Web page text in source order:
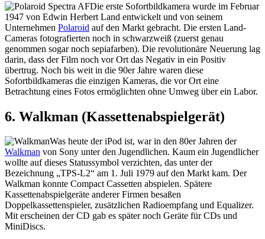
Die erste Sofortbildkamera wurde im Februar
1947 von Edwin Herbert Land entwickelt und von seinem
Unternehmen Polaroid auf den Markt gebracht. Die ersten Land-
Cameras fotografierten noch in schwarzweiß (zuerst genau
genommen sogar noch sepiafarben). Die revolutionäre Neuerung lag
darin, dass der Film noch vor Ort das Negativ in ein Positiv
übertrug. Noch bis weit in die 90er Jahre waren diese
Sofortbildkameras die einzigen Kameras, die vor Ort eine
Betrachtung eines Fotos ermöglichten ohne Umweg über ein Labor.
6. Walkman (Kassettenabspielgerät)
Was heute der iPod ist, war in den 80er Jahren der
Walkman von Sony unter den Jugendlichen. Kaum ein Jugendlicher
wollte auf dieses Statussymbol verzichten, das unter der
Bezeichnung „TPS-L2“ am 1. Juli 1979 auf den Markt kam. Der
Walkman konnte Compact Cassetten abspielen. Spätere
Kassettenabspielgeräte anderer Firmen besaßen
Doppelkassettenspieler, zusätzlichen Radioempfang und Equalizer.
Mit erscheinen der CD gab es später noch Geräte für CDs und
MiniDiscs.